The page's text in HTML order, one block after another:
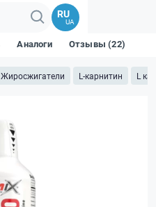
RU
UA
Жиросжигатели L-карнитин L
Аналоги Отзывы (22)